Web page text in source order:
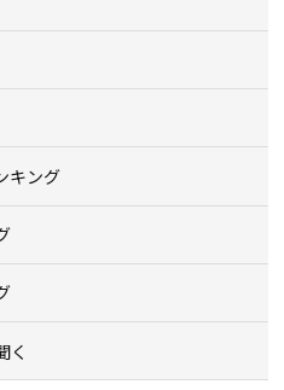
キング
く